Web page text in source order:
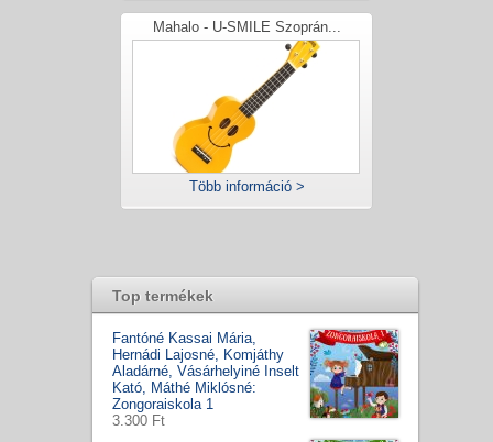
Mahalo - U-SMILE Szoprán...
Több információ >
Top termékek
Fantóné Kassai Mária,
Hernádi Lajosné, Komjáthy
Aladárné, Vásárhelyiné Inselt
Kató, Máthé Miklósné:
Zongoraiskola 1
3.300 Ft